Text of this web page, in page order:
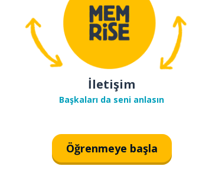
İletişim
Başkaları da seni anlasın
Öğrenmeye başla